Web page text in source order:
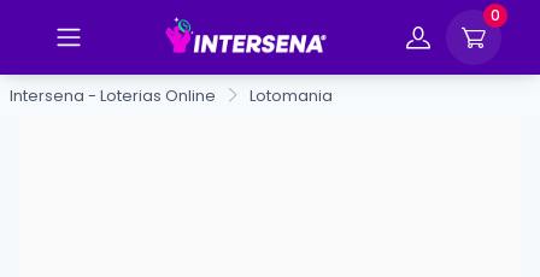
0
Intersena - Loterias Online Lotomania